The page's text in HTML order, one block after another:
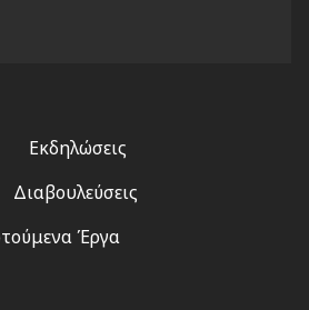
Εκδηλώσεις
Διαβουλεύσεις
Έργα